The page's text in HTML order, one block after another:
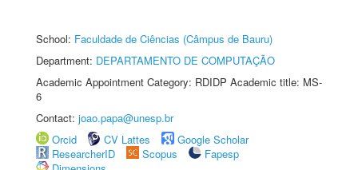
School: Faculdade de Ciências (Câmpus de Bauru)
Department: DEPARTAMENTO DE COMPUTAÇÃO
Academic Appointment Category: RDIDP Academic title: MS-
6
Contact: joao.papa@unesp.br
Orcid
CV Lattes
Google Scholar
ResearcherID
Scopus
Fapesp